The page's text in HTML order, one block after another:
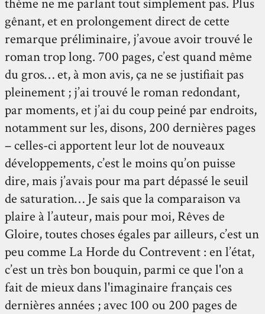
gênant, et en prolongement direct de cette
remarque préliminaire, j’avoue avoir trouvé le
roman trop long. 700 pages, c’est quand même
du gros… et, à mon avis, ça ne se justifiait pas
pleinement ; j’ai trouvé le roman redondant,
par moments, et j’ai du coup peiné par endroits,
notamment sur les, disons, 200 dernières pages
– celles-ci apportent leur lot de nouveaux
développements, c’est le moins qu’on puisse
dire, mais j’avais pour ma part dépassé le seuil
de saturation… Je sais que la comparaison va
plaire à l’auteur, mais pour moi, Rêves de
Gloire, toutes choses égales par ailleurs, c’est un
peu comme La Horde du Contrevent : en l’état,
c’est un très bon bouquin, parmi ce que l'on a
fait de mieux dans l'imaginaire français ces
dernières années ; avec 100 ou 200 pages de